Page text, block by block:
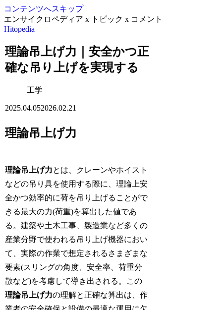
コンテンツへスキップ
エンサイクロペディア x トピック x コメント
Hitopedia
理論吊上げ力｜安全かつ正
確な吊り上げを実現する
工学
2025.04.052026.02.21
理論吊上げ力
理論吊上げ力とは、クレーンやホイスト
などの吊り具を使用する際に、理論上安
全かつ効率的に荷を吊り上げることがで
きる最大の力(荷重)を算出した値であ
る。建築や土木工事、製造業など多くの
産業分野で使われる吊り上げ機器におい
て、実際の作業で想定されるさまざまな
要素(スリングの角度、安全率、荷重分
散など)を考慮して導き出される。この
理論吊上げ力の理解と正確な算出は、作